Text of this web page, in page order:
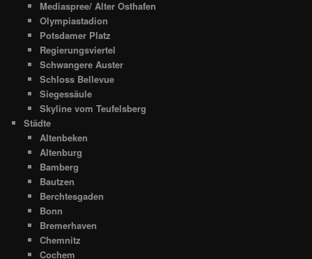
Mediaspree/ Alter Osthafen
Olympiastadion
Potsdamer Platz
Regierungsviertel
Schwangere Auster
Schloss Bellevue
Siegessäule
Skyline vom Teufelsberg
Städte
Altenbeken
Altenburg
Bamberg
Bautzen
Berchtesgaden
Bonn
Bremerhaven
Chemnitz
Cochem